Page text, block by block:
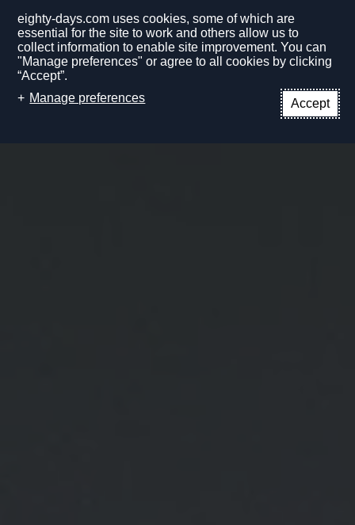
eighty-days.com uses cookies, some of which are
essential for the site to work and others allow us to
collect information to enable site improvement. You can
"Manage preferences" or agree to all cookies by clicking
“Accept”.
Manage preferences
Accept